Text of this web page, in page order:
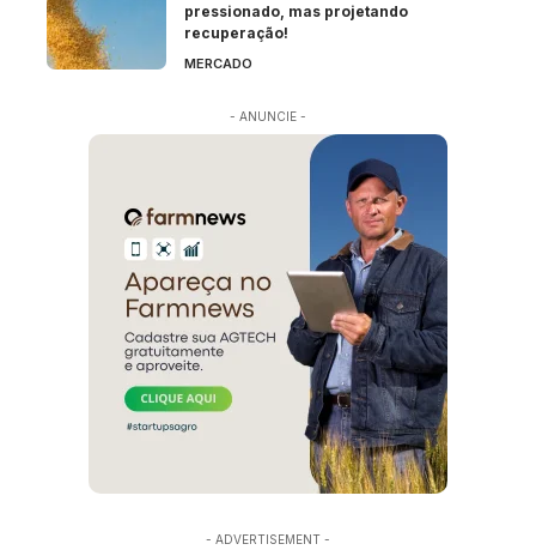
pressionado, mas projetando
recuperação!
MERCADO
- ANUNCIE -
- ADVERTISEMENT -